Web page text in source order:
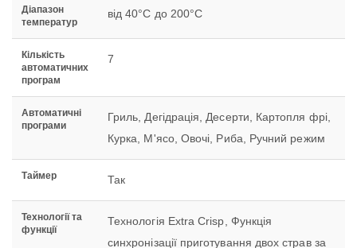
Діапазон
температур
від 40°С до 200°С
Кількість
автоматичних
програм
7
Автоматичні
програми
Гриль, Дегідрація, Десерти, Картопля фрі,
Курка, М'ясо, Овочі, Риба, Ручний режим
Таймер Так
Технології та
функції
Технологія Extra Crisp, Функція
синхронізації приготування двох страв за